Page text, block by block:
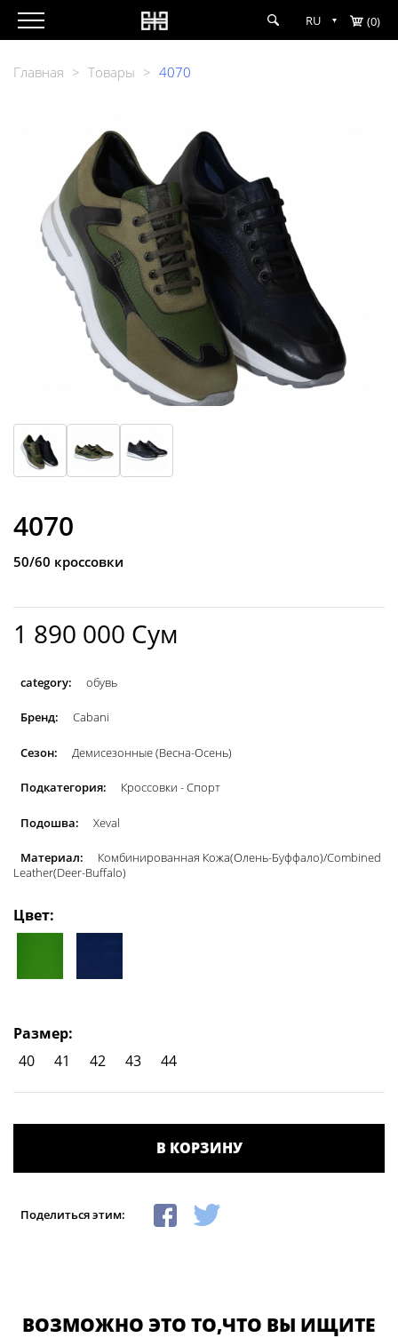
RU (0)
Главная > Товары > 4070
4070
50/60 кроссовки
1 890 000 Сум
category: обувь
Бренд: Cabani
Сезон: Демисезонные (Весна-Осень)
Подкатегория: Кроссовки - Спорт
Подошва: Xeval
Материал:
Комбинированная Кожа(Олень-Буффало)/Сombined
Leather(Deer-Buffalo)
Цвет:
Размер:
40
41 42 43 44
В КОРЗИНУ
Поделиться этим:
ВОЗМОЖНО ЭТО ТО,ЧТО ВЫ ИЩИТЕ